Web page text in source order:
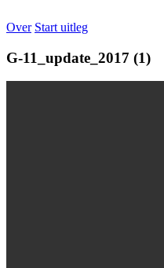
Over Start uitleg
G-11_update_2017 (1)